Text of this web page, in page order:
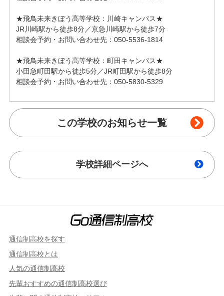
★飛鳥未来きぼう高等学校：川崎キャンパス★
JR川崎駅から徒歩8分／京急川崎駅から徒歩7分
相談会予約・お問い合わせ先：050-5536-1814
★飛鳥未来きぼう高等学校：町田キャンパス★
小田急町田駅から徒歩5分／JR町田駅から徒歩8分
相談会予約・お問い合わせ先：050-5830-5329
この学校のお知らせ一覧
学校詳細ページへ
通信制高校を探す
通信制高校とは
人気の通信制高校
先輩おすすめの通信制高校選び